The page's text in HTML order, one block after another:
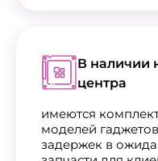
В наличии
центра
имеются
моделей
задержек в